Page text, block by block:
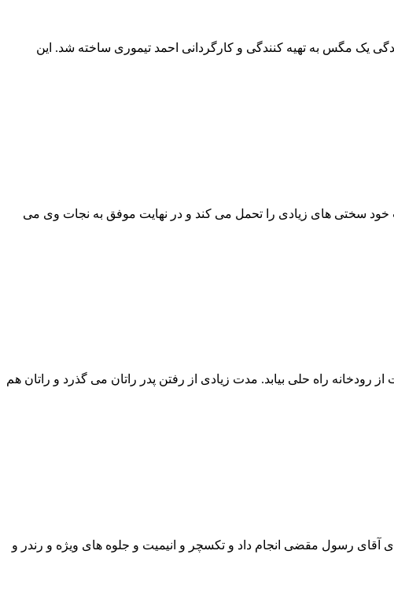
یک مگس به تهیه کنندگی و کارگردانی احمد تیموری ساخته شد. این
نجات دوست خود سختی های زیادی را تحمل می کند و در نهایت موفق به نجات وی می
رودخانه راه حلی بیابد. مدت زیادی از رفتن پدر راتان می گذرد و راتان هم
آقای رسول مقضی انجام داد و تکسچر و انیمیت و جلوه های ویژه و رندر و